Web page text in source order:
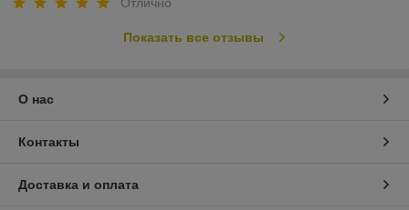
Показать все отзывы
О нас
Контакты
Доставка и оплата